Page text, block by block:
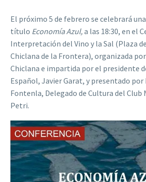
El próximo 5 de febrero se celebrará
título Economía Azul, a las 18:30, en el
Interpretación del Vino y la Sal (Plaza
Chiclana de la Frontera), organizada
Chiclana e impartida por el presidente
Español, Javier Garat, y presentado por
Fontenla, Delegado de Cultura del Club
Petri.